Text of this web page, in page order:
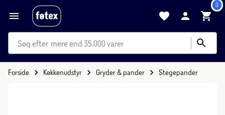
0
mere end 35.000 varer
Forside Køkkenudstyr Gryder & pander Stegepander